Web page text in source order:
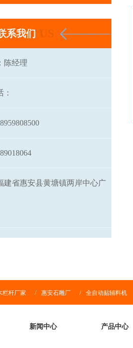
系我们
陈经理
建省惠安县黄塘镇两岸中心广
栏杆厂家 / 惠安石雕厂 / 全自动贴辅料机
新闻中心 产品中心